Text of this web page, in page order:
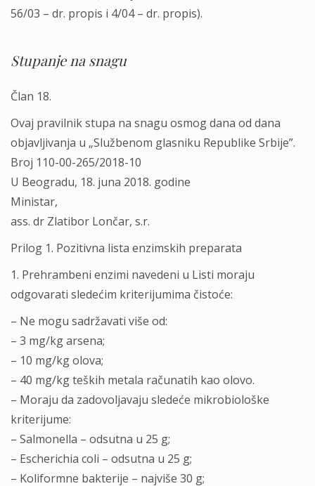
56/03 – dr. propis i 4/04 – dr. propis).
Stupanje na snagu
Član 18.
Ovaj pravilnik stupa na snagu osmog dana od dana
objavlјivanja u „Službenom glasniku Republike Srbije”.
Broj 110-00-265/2018-10
U Beogradu, 18. juna 2018. godine
Ministar,
ass. dr Zlatibor Lončar, s.r.
Prilog 1. Pozitivna lista enzimskih preparata
1. Prehrambeni enzimi navedeni u Listi moraju
odgovarati sledećim kriterijumima čistoće:
– Ne mogu sadržavati više od:
– 3 mg/kg arsena;
– 10 mg/kg olova;
– 40 mg/kg teških metala računatih kao olovo.
– Moraju da zadovolјavaju sledeće mikrobiološke
kriterijume:
– Salmonella – odsutna u 25 g;
– Escherichia coli – odsutna u 25 g;
– Koliformne bakterije – najviše 30 g;